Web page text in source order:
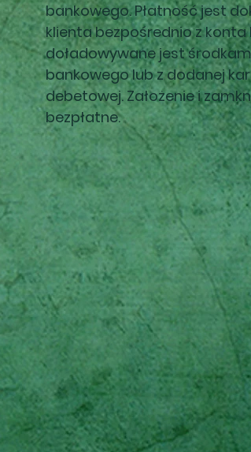
bankowego. Płatność jest
klienta bezpośrednio z konta
doładowywane jest
bankowego lub z dodanej
debetowej. Założenie i
bezpłatne.